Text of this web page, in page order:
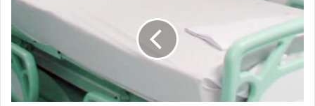
e
n
d
e
e